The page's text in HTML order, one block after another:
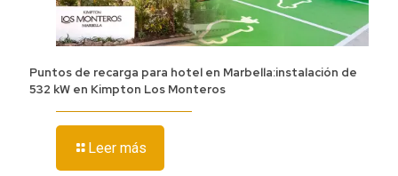
Puntos de recarga para hotel en Marbella:instalación de
532 kW en Kimpton Los Monteros
Leer más